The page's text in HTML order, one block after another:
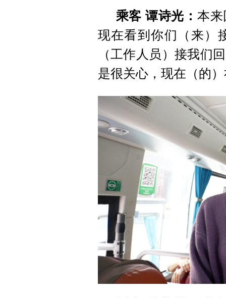
乘客 谭诗光： 本
现在看到你们（来）
（工作人员）接我们
是很关心，现在（的